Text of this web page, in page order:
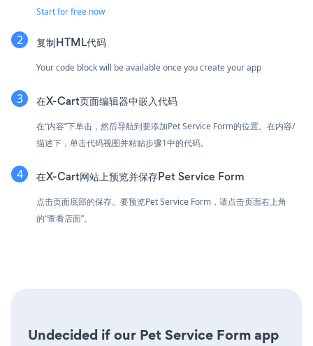
Start for free now
复制HTML代码
Your code block will be available once you create your app
在X-Cart页面编辑器中嵌入代码
在“内容”下单击，然后导航到要添加Pet Service Form的位置。在内容/
描述下，单击代码视图并粘贴步骤1中的代码。
在X-Cart网站上预览并保存Pet Service Form
点击页面底部的保存。要预览Pet Service Form，请点击页面右上角
的“查看店面”。
Undecided if our Pet Service Form app